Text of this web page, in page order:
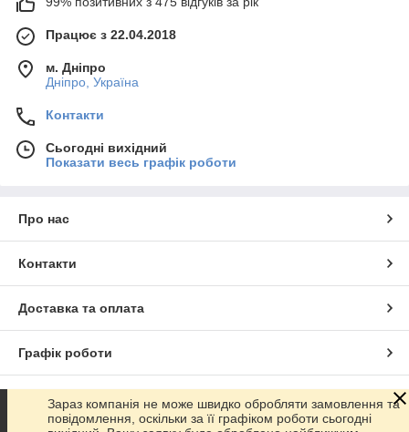
Працює з 22.04.2018
м. Дніпро
Дніпро, Україна
Контакти
Сьогодні вихідний
Показати весь графік роботи
Про нас
Контакти
Доставка та оплата
Графік роботи
Повна версія сайту
Зараз компанія не може швидко обробляти замовлення та
повідомлення, оскільки за її графіком роботи сьогодні